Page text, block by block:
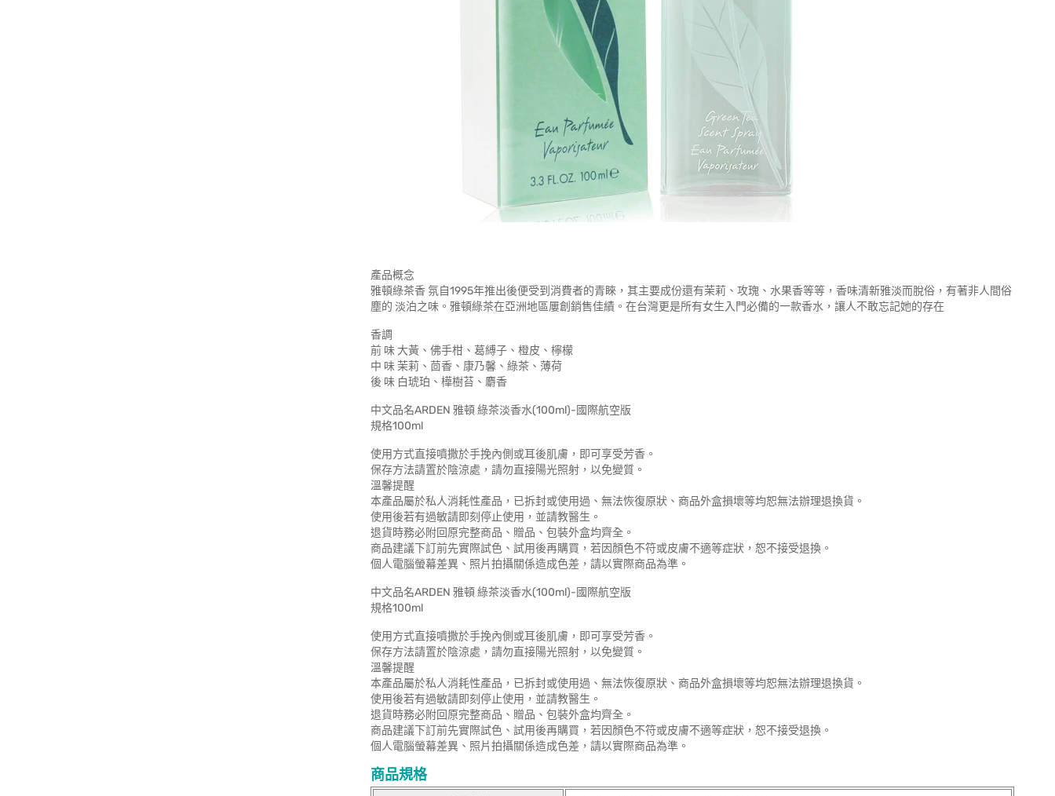
產品概念
雅頓綠茶香 氛自1995年推出後便受到消費者的青睞，其主要成份還有茉莉、攻瑰、水果香等等，香味清新雅淡而脫俗，有著非人間俗
塵的 淡泊之味。雅頓綠茶在亞洲地區屢創銷售佳績。在台灣更是所有女生入門必備的一款香水，讓人不敢忘記她的存在
香調
前 味 大黃、佛手柑、葛縛子、橙皮、檸檬
中 味 茉莉、茴香、康乃馨、綠茶、薄荷
後 味 白琥珀、樺樹苔、麝香
中文品名ARDEN 雅頓 綠茶淡香水(100ml)-國際航空版
規格100ml
使用方式直接噴撒於手挽內側或耳後肌膚，即可享受芳香。
保存方法請置於陰涼處，請勿直接陽光照射，以免變質。
溫馨提醒
本產品屬於私人消耗性產品，已拆封或使用過、無法恢復原狀、商品外盒損壞等均恕無法辦理退換貨。
使用後若有過敏請即刻停止使用，並請教醫生。
退貨時務必附回原完整商品、贈品、包裝外盒均齊全。
商品建議下訂前先實際試色、試用後再購買，若因顏色不符或皮膚不適等症狀，恕不接受退換。
個人電腦螢幕差異、照片拍攝關係造成色差，請以實際商品為準。
中文品名ARDEN 雅頓 綠茶淡香水(100ml)-國際航空版
規格100ml
使用方式直接噴撒於手挽內側或耳後肌膚，即可享受芳香。
保存方法請置於陰涼處，請勿直接陽光照射，以免變質。
溫馨提醒
本產品屬於私人消耗性產品，已拆封或使用過、無法恢復原狀、商品外盒損壞等均恕無法辦理退換貨。
使用後若有過敏請即刻停止使用，並請教醫生。
退貨時務必附回原完整商品、贈品、包裝外盒均齊全。
商品建議下訂前先實際試色、試用後再購買，若因顏色不符或皮膚不適等症狀，恕不接受退換。
個人電腦螢幕差異、照片拍攝關係造成色差，請以實際商品為準。
商品規格